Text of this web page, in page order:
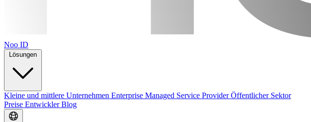
Noo ID
Kleine und mittlere Unternehmen Enterprise Managed Service ProviderÖffentlicher Sektor
Preise EntwicklerBlog